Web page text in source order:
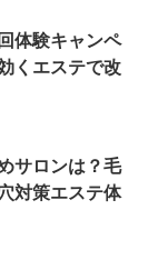
体験キャンペ
くエステで改
サロンは？毛
対策エステ体